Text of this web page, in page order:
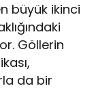
büyük ikinci
Göllerin
da bir